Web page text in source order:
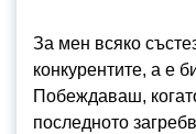
За мен всяко
конкурентите, а е
Побеждаваш,
последното